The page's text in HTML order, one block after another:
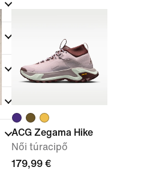
ACG Zegama Hike
Női túracipő
179,99 €